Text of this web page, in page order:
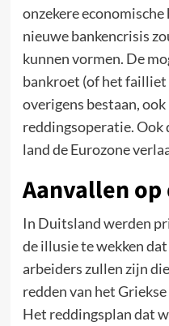
onzekere
nieuwe bankencrisis
kunnen vormen. De
bankroet (of het
overigens bestaan,
reddingsoperatie. Ook
land de Eurozone
Aanvallen
In Duitsland werden
de illusie te wekken
arbeiders zullen zijn
redden van het
Het reddingsplan dat